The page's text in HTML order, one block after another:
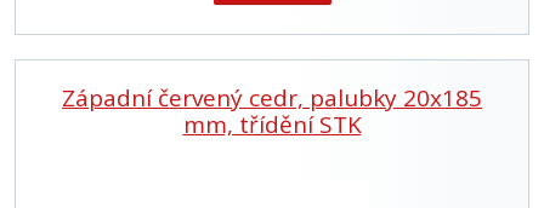
Západní červený cedr, palubky 20x185
mm, třídění STK